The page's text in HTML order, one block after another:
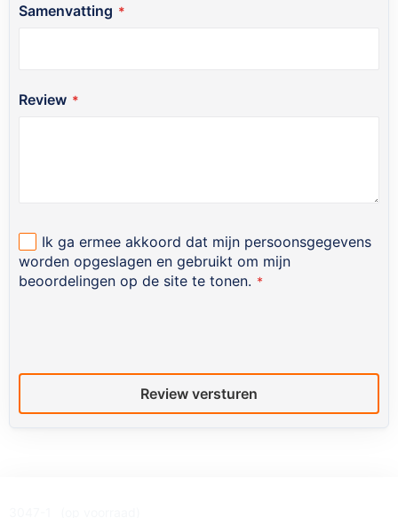
Samenvatting
Review
Ik ga ermee akkoord dat mijn persoonsgegevens
worden opgeslagen en gebruikt om mijn
beoordelingen op de site te tonen.
Review versturen